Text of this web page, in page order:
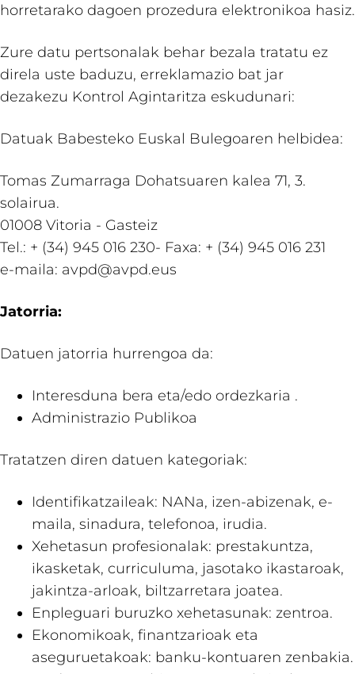
horretarako dagoen prozedura elektronikoa hasiz.
Zure datu pertsonalak behar bezala tratatu ez
direla uste baduzu, erreklamazio bat jar
dezakezu Kontrol Agintaritza eskudunari:
Datuak Babesteko Euskal Bulegoaren helbidea:
Tomas Zumarraga Dohatsuaren kalea 71, 3.
solairua.
01008 Vitoria - Gasteiz
Tel.: + (34) 945 016 230- Faxa: + (34) 945 016 231
e-maila: avpd@avpd.eus
Jatorria:
Datuen jatorria hurrengoa da:
Interesduna bera eta/edo ordezkaria .
Administrazio Publikoa
Tratatzen diren datuen kategoriak:
Identifikatzaileak: NANa, izen-abizenak, e-
maila, sinadura, telefonoa, irudia.
Xehetasun profesionalak: prestakuntza,
ikasketak, curriculuma, jasotako ikastaroak,
jakintza-arloak, biltzarretara joatea.
Enpleguari buruzko xehetasunak: zentroa.
Ekonomikoak, finantzarioak eta
aseguruetakoak: banku-kontuaren zenbakia.